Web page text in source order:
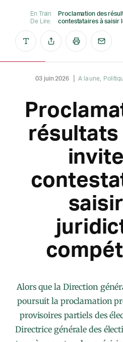
En Train
De Lire:
Proclamation des
contestataires à saisir
03 juin 2026 A la une
résultats
Alors que la Direction
poursuit la proclamation
provisoires partiels des
Directrice générale des